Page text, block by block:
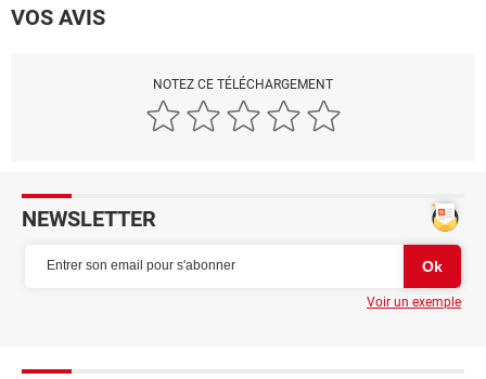
VOS AVIS
NOTEZ CE TÉLÉCHARGEMENT
NEWSLETTER
Voir un exemple